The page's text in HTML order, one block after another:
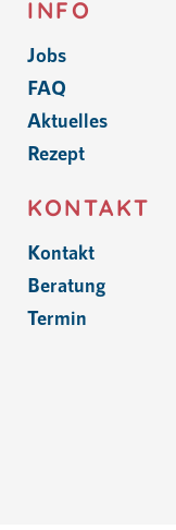
INFO
Jobs
FAQ
Aktuelles
Rezept
KONTAKT
Kontakt
Beratung
Termin